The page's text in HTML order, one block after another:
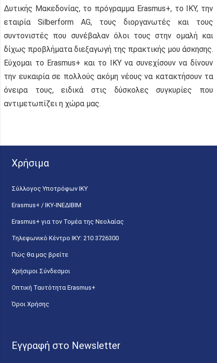
Δυτικής Μακεδονίας, το πρόγραμμα Erasmus+, το ΙΚΥ, την
εταιρία Silberform AG, τους διοργανωτές και τους
συντονιστές που συνέβαλαν όλοι τους στην ομαλή και
δίχως προβλήματα διεξαγωγή της πρακτικής μου άσκησης.
Εύχομαι το Erasmus+ και το ΙΚΥ να συνεχίσουν να δίνουν
την ευκαιρία σε πολλούς ακόμη νέους να κατακτήσουν τα
όνειρα τους, ειδικά στις δύσκολες συγκυρίες που
αντιμετωπίζει η χώρα μας.
Χρήσιμα
Σύλλογος Υποτρόφων ΙΚΥ
Erasmus+ / ΙΚΥ-ΙΝΕΔΙΒΙΜ
Erasmus+ για τον Τομέα της Νεολαίας
Τηλεφωνικό Κέντρο IKY: 210 3726300
Πώς θα μας βρείτε
Χρήσιμοι Σύνδεσμοι
Οπτική Ταυτότητα Erasmus+
Όροι Χρήσης
Εγγραφή στο Newsletter